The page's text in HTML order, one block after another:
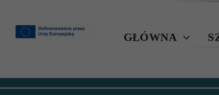
zawartości
GŁÓWNA